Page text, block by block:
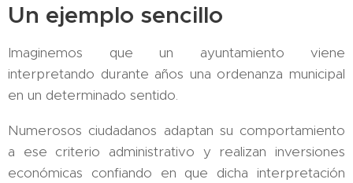
Un ejemplo sencillo
Imaginemos que un ayuntamiento viene
interpretando durante años una ordenanza municipal
en un determinado sentido.
Numerosos ciudadanos adaptan su comportamiento
a ese criterio administrativo y realizan inversiones
económicas confiando en que dicha interpretación